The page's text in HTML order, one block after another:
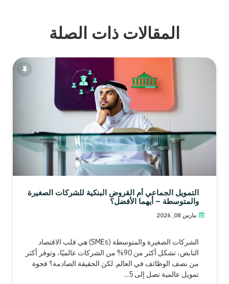
المقالات ذات الصلة
التمويل الجماعي أم القروض البنكية للشركات الصغيرة
والمتوسطة – أيهما الأفضل؟
مارس 08, 2026
الشركات الصغيرة والمتوسطة (SMEs) هي قلب الاقتصاد
النابض، تشكل أكثر من 90% من الشركات عالميًا، وتوفر أكثر
من نصف الوظائف في العالم. لكن الحقيقة الصادمة؟ فجوة
تمويل عالمية تصل إلى 5...